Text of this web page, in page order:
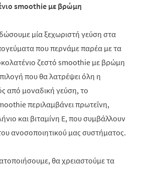
smoothie με βρώμη
μία ξεχωριστή γεύση στα
που περνάμε παρέα με τα
ζεστό smoothie με βρώμη
που θα λατρέψει όλη η
από μοναδική γεύση, το
περιλαμβάνει πρωτεΐνη,
και βιταμίνη Ε, που συμβάλλουν
ανοσοποιητικού μας συστήματος.
θα χρειαστούμε τα